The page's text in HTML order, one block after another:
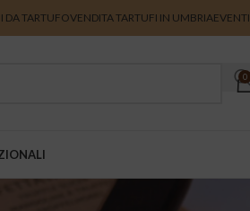
DA TARTUFOVENDITA TARTUFI IN UMBRIAEVENTI
0